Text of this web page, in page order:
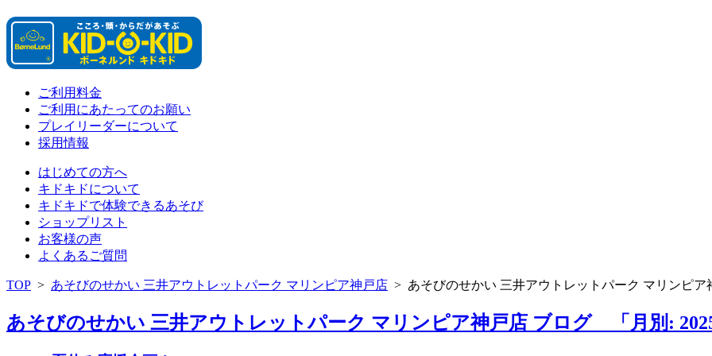
ご利用料金
ご利用にあたってのお願い
プレイリーダーについて
採用情報
はじめての方へ
キドキドについて
キドキドで体験できるあそび
ショップリスト
お客様の声
よくあるご質問
TOP > あそびのせかい 三井アウトレットパーク マリンピア神戸店 > あそびのせかい 三井アウトレットパーク マリンピア
あそびのせかい 三井アウトレットパーク マリンピア神戸店 ブログ 「月別: 2025